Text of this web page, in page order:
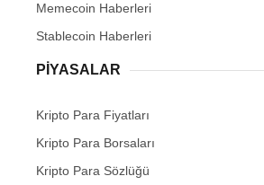
Memecoin Haberleri
Stablecoin Haberleri
PIYASALAR
Kripto Para Fiyatları
Kripto Para Borsaları
Kripto Para Sözlüğü